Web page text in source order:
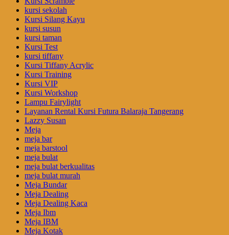
kursi sekolah
Kursi Silang Kayu
kursi susun
kursi taman
Kursi Test
kursi tiffany
Kursi Tiffany Acrylic
Kursi Training
Kursi VIP
Kursi Workshop
Lampu Fairylight
Layanan Rental Kursi Futura Balaraja Tangerang
Lazzy Susan
Meja
meja bar
meja barstool
meja bulat
meja bulat berkualitas
meja bulat murah
Meja Bundar
Meja Dealing
Meja Dealing Kaca
Meja Ibm
Meja IBM
Meja Kotak